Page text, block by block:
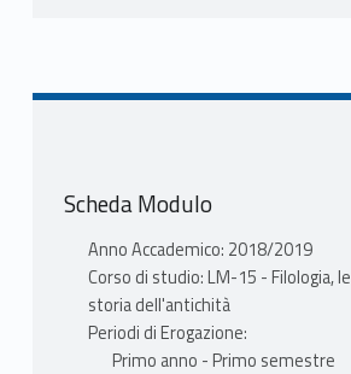
PROGRAMMA
Corso di studio : LETTERE
270) Laurea Magistrale.
Tipologia : BASE.
Totale CFU : 6 = 36 ore di
Obiettivi formativi : Analisi
interpretazione dei testi
PORENA
PROGRAMMA
Disciplina : Epigrafia
L-ANT/03.
Modulo : unico.
Corso di studio : LETTERE
Scheda Modulo
Anno Accademico: 2018/2019
Corso di studio: LM-15 - Filologia,
storia dell'antichità
Periodi di Erogazione:
Primo anno - Primo semestre